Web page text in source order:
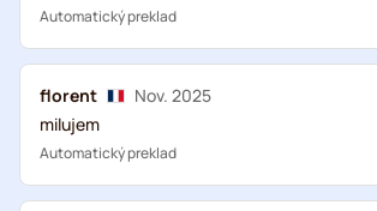
Automatický preklad
florent
Nov. 2025
milujem
Automatický preklad